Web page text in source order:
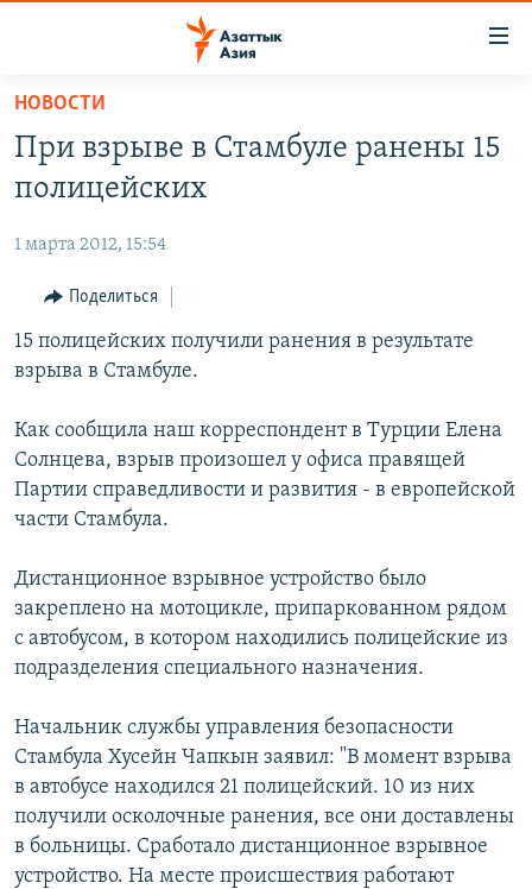
Вернуться
основному
содержанию
навигации
Вернутся
КАЗАХСТАН
УЗБЕКИСТАН
ТАДЖИКИСТАН
НОВОСТИ
НА ДРУГИХ ЯЗЫКАХ
ҚАЗАҚША
КЫРГЫЗЧА
ТОҶИКӢ
TÜRKMENÇE
Все сайты РСЕ/РС
НОВОСТИ
При взрыве в Стамбуле ранены 15
полицейских
1 марта 2012, 15:54
Поделиться
15 полицейских получили ранения в результате
взрыва в Стамбуле.
Как сообщила наш корреспондент в Турции Елена
Солнцева, взрыв произошел у офиса правящей
Партии справедливости и развития - в европейской
части Стамбула.
Дистанционное взрывное устройство было
закреплено на мотоцикле, припаркованном рядом
с автобусом, в котором находились полицейские из
подразделения специального назначения.
Начальник службы управления безопасности
Стамбула Хусейн Чапкын заявил: "В момент взрыва
в автобусе находился 21 полицейский. 10 из них
получили осколочные ранения, все они доставлены
в больницы. Сработало дистанционное взрывное
устройство. На месте происшествия работают